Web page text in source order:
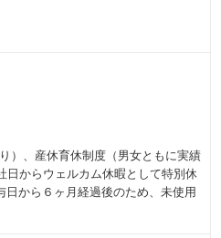
や小規模組織では実現しにくい規
応じて、
しています。
）、産休育休制度（男女ともに実績
日からウェルカム休暇として特別休
から６ヶ月経過後のため、未使用